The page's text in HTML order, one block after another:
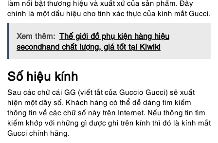
làm nổi bật thương hiệu và xuất xứ của sản phẩm. Đây
chính là một dấu hiệu cho tính xác thực của kính mắt Gucci.
Xem thêm: Thế giới đồ phụ kiện hàng hiệu
secondhand chất lượng, giá tốt tại Kiwiki
Số hiệu kính
Sau các chữ cái GG (viết tắt của Guccio Gucci) sẽ xuất
hiện một dãy số. Khách hàng có thể dễ dàng tìm kiếm
thông tin về các chữ số này trên Internet. Nếu thông tin tìm
kiếm khớp với những gì được ghi trên kính thì đó là kính mắt
Gucci chính hãng.